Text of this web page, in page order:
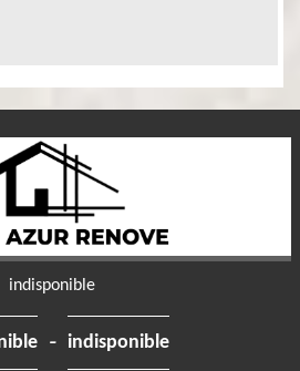
indisponible
- indisponible